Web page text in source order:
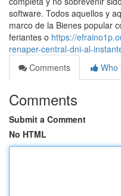
software. Todos aquellos y
marco de la Bienes popular
feriantes o https://
renaper-central-dni-al-
Comments
Who
Comments
Submit a Comment
No HTML